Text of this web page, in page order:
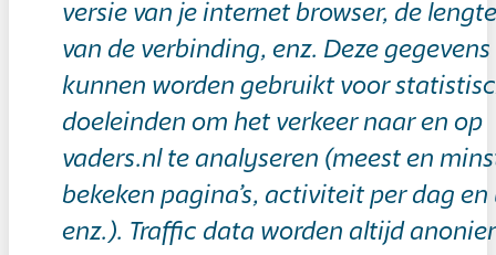
versie van je internet browser, de lengte
van de verbinding, enz. Deze gegevens
kunnen worden gebruikt voor
doeleinden om het verkeer naar en op
vaders.nl te analyseren (meest en
bekeken pagina’s, activiteit per dag en
enz.). Traffic data worden altijd